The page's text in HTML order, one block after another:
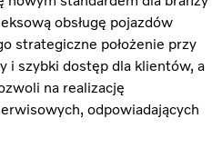
obsługę pojazdów
strategiczne położenie przy
i szybki dostęp dla klientów, a
na realizację
odpowiadających